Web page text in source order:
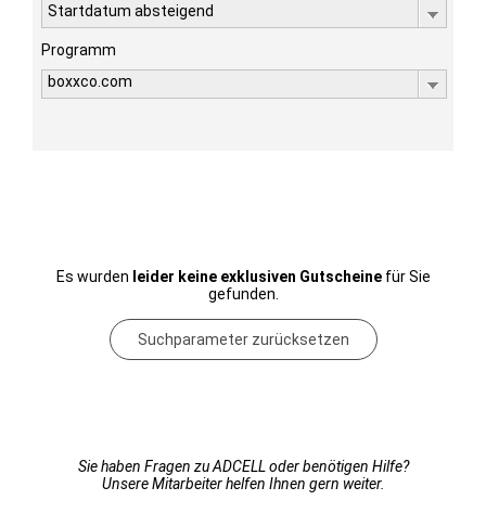
Startdatum absteigend
Programm
boxxco.com
Es wurden leider keine exklusiven Gutscheinefür Sie
gefunden.
Suchparameter zurücksetzen
Sie haben Fragen zu ADCELL oder benötigen Hilfe?
Unsere Mitarbeiter helfen Ihnen gern weiter.